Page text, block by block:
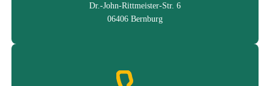
Dr.-John-Rittmeister-Str. 6
06406 Bernburg